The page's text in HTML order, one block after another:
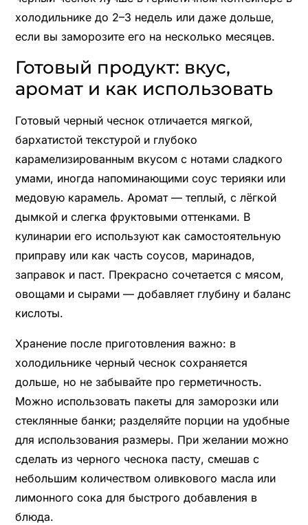
холодильнике до 2–3 недель или даже дольше,
если вы заморозите его на несколько месяцев.
Готовый продукт: вкус,
аромат и как использовать
Готовый черный чеснок отличается мягкой,
бархатистой текстурой и глубоко
карамелизированным вкусом с нотами сладкого
умами, иногда напоминающими соус терияки или
медовую карамель. Аромат — теплый, с лёгкой
дымкой и слегка фруктовыми оттенками. В
кулинарии его используют как самостоятельную
приправу или как часть соусов, маринадов,
заправок и паст. Прекрасно сочетается с мясом,
овощами и сырами — добавляет глубину и баланс
кислоты.
Хранение после приготовления важно: в
холодильнике черный чеснок сохраняется
дольше, но не забывайте про герметичность.
Можно использовать пакеты для заморозки или
стеклянные банки; разделяйте порции на удобные
для использования размеры. При желании можно
сделать из черного чеснока пасту, смешав с
небольшим количеством оливкового масла или
лимонного сока для быстрого добавления в
блюда.